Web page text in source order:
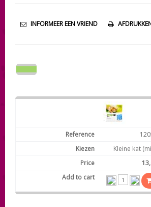
INFORMEER EEN VRIEND
Kleine kat